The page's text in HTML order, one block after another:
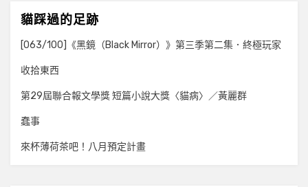
貓踩過的足跡
[063/100]《黑鏡（Black Mirror）》第三季第二集．終極玩家
收拾東西
第29屆聯合報文學獎 短篇小說大獎〈貓病〉／黃麗群
蠢事
來杯薄荷茶吧！八月預定計畫